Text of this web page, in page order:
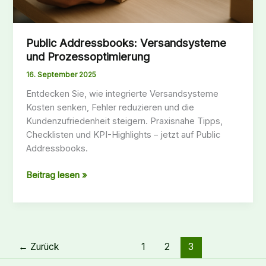
Public Addressbooks: Versandsysteme
und Prozessoptimierung
16. September 2025
Entdecken Sie, wie integrierte Versandsysteme
Kosten senken, Fehler reduzieren und die
Kundenzufriedenheit steigern. Praxisnahe Tipps,
Checklisten und KPI-Highlights – jetzt auf Public
Addressbooks.
Public
Versandsysteme
Beitrag lesen »
← Zurück 1 2 3